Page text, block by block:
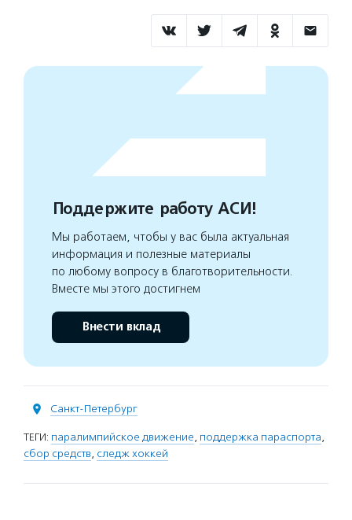
Поддержите работу АСИ!
Мы работаем, чтобы у вас была актуальная
информация и полезные материалы
по любому вопросу в благотворительности.
Вместе мы этого достигнем
Внести вклад
Санкт-Петербург
ТЕГИ: паралимпийское движение, поддержка параспорта,
сбор средств, следж хоккей